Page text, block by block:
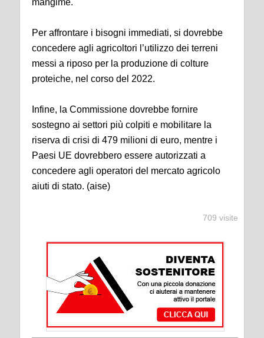
Per affrontare i bisogni immediati, si dovrebbe
concedere agli agricoltori l’utilizzo dei terreni
messi a riposo per la produzione di colture
proteiche, nel corso del 2022.
Infine, la Commissione dovrebbe fornire
sostegno ai settori più colpiti e mobilitare la
riserva di crisi di 479 milioni di euro, mentre i
Paesi UE dovrebbero essere autorizzati a
concedere agli operatori del mercato agricolo
aiuti di stato. (aise)
709 visite